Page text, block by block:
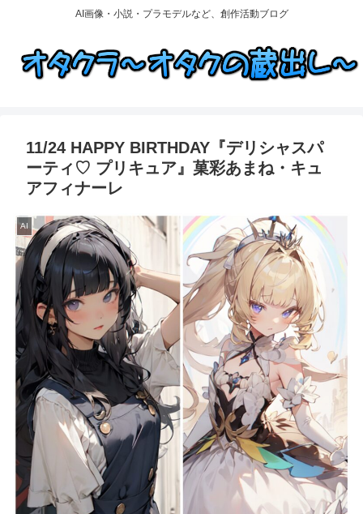
AI画像・小説・プラモデルなど、創作活動ブログ
11/24 HAPPY BIRTHDAY『デリシャスパ
ーティ♡ プリキュア』菓彩あまね・キュ
アフィナーレ
AI